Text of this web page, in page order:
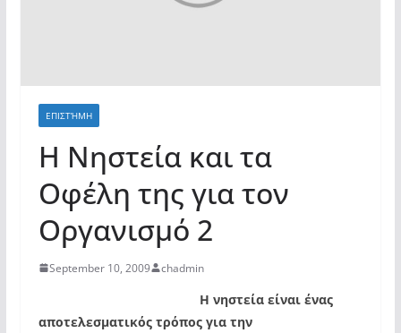
ΕΠΙΣΤΉΜΗ
Η Νηστεία και τα
Οφέλη της για τον
Οργανισμό 2
September 10, 2009 chadmin
Η νηστεία είναι ένας
αποτελεσματικός τρόπος για την